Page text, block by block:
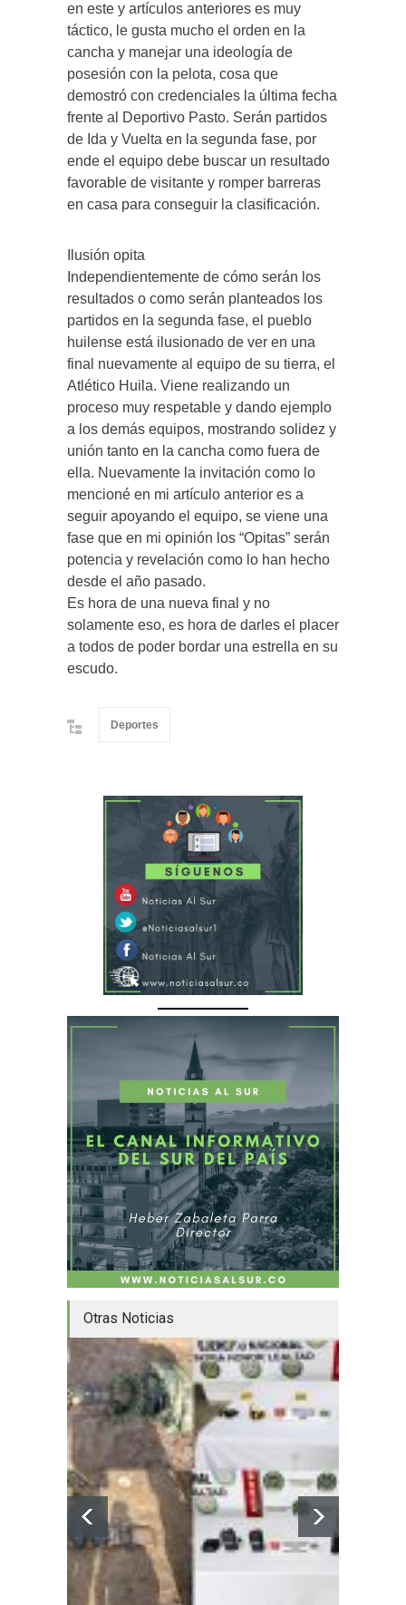
en este y artículos anteriores es muy
táctico, le gusta mucho el orden en la
cancha y manejar una ideología de
posesión con la pelota, cosa que
demostró con credenciales la última fecha
frente al Deportivo Pasto. Serán partidos
de Ida y Vuelta en la segunda fase, por
ende el equipo debe buscar un resultado
favorable de visitante y romper barreras
en casa para conseguir la clasificación.
Ilusión opita
Independientemente de cómo serán los
resultados o como serán planteados los
partidos en la segunda fase, el pueblo
huilense está ilusionado de ver en una
final nuevamente al equipo de su tierra, el
Atlético Huila. Viene realizando un
proceso muy respetable y dando ejemplo
a los demás equipos, mostrando solidez y
unión tanto en la cancha como fuera de
ella. Nuevamente la invitación como lo
mencioné en mi artículo anterior es a
seguir apoyando el equipo, se viene una
fase que en mi opinión los “Opitas” serán
potencia y revelación como lo han hecho
desde el año pasado.
Es hora de una nueva final y no
solamente eso, es hora de darles el placer
a todos de poder bordar una estrella en su
escudo.
Deportes
Otras Noticias